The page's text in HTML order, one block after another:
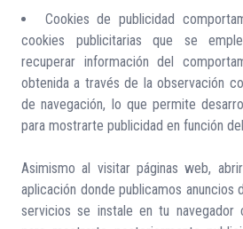
Cookies de publicidad
cookies publicitarias que se
recuperar información del
obtenida a través de la observación
de navegación, lo que permite
para mostrarte publicidad en función
Asimismo al visitar páginas web,
aplicación donde publicamos anuncios
servicios se instale en tu navegador